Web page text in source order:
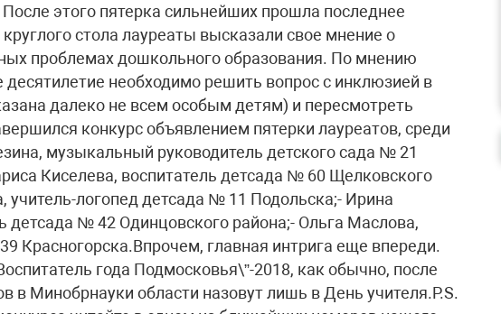
этого пятерка сильнейших прошла последнее
стола лауреаты высказали свое мнение о
проблемах дошкольного образования. По мнению
необходимо решить вопрос с инклюзией в
далеко не всем особым детям) и пересмотреть
конкурс объявлением пятерки лауреатов, среди
музыкальный руководитель детского сада № 21
Киселева, воспитатель детсада № 60 Щелковского
учитель-логопед детсада № 11 Подольска;- Ирина
детсада № 42 Одинцовского района;- Ольга Маслова,
Красногорска.Впрочем, главная интрига еще впереди.
года Подмосковья\”-2018, как обычно, после
в Минобрнауки области назовут лишь в День учителя.P.S.